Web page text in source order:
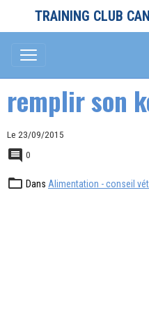
TRAINING CLUB
remplir son
Le 23/09/2015
0
Dans Alimentation - conseil